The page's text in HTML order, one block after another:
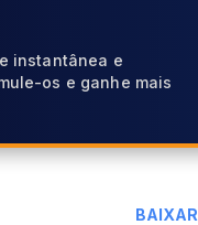
instantânea e
os e ganhe mais
BAIXAR